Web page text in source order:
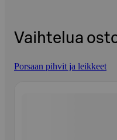
Vaihtelua
Porsaan pihvit ja leikkeet